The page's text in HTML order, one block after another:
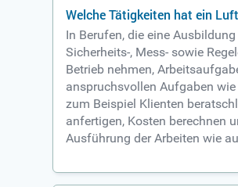
Welche Tätigkeiten hat ein
In Berufen, die eine
Sicherheits-, Mess- sowie
Betrieb nehmen,
anspruchsvollen Aufgaben
zum Beispiel Klienten
anfertigen, Kosten berechnen
Ausführung der Arbeiten wie